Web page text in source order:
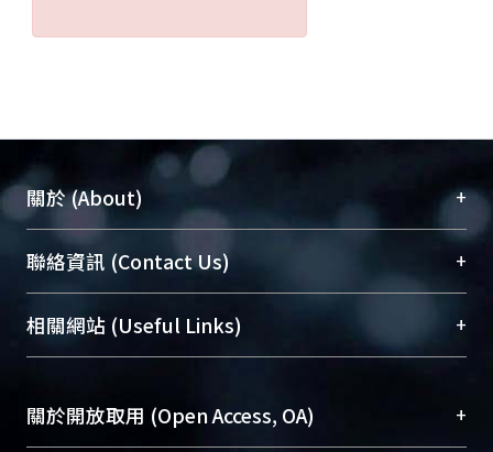
關於 (About) +
臺大位居世界頂尖大學之列，為永久珍藏及向國際
展現本校豐碩的研究成果及學術能量，圖書館整合
機構典藏（NTUR）與學術庫（AH）不同功能平
台，成為臺大學術典藏NTU scholars。期能整合研
成果。
聯絡資訊 (Contact Us) +
總館學科館員(Main Library)
醫學圖書館學科館員(Medical Library)
Sciences Library)
相關網站 (Useful Links) +
關於開放取用 (Open Access, OA) +